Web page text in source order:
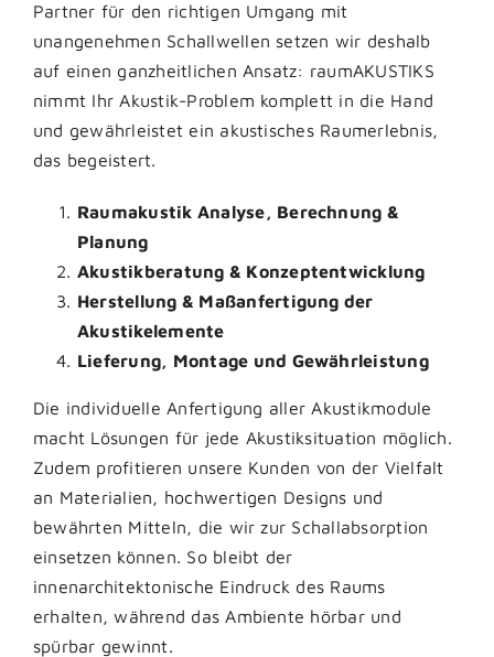
Partner für den richtigen Umgang mit
unangenehmen Schallwellen setzen wir deshalb
auf einen ganzheitlichen Ansatz: raumAKUSTIKS
nimmt Ihr Akustik-Problem komplett in die Hand
und gewährleistet ein akustisches Raumerlebnis,
das begeistert.
Raumakustik Analyse, Berechnung &
Planung
Akustikberatung & Konzeptentwicklung
Herstellung & Maßanfertigung der
Akustikelemente
Lieferung, Montage und Gewährleistung
Die individuelle Anfertigung aller Akustikmodule
macht Lösungen für jede Akustiksituation möglich.
Zudem profitieren unsere Kunden von der Vielfalt
an Materialien, hochwertigen Designs und
bewährten Mitteln, die wir zur Schallabsorption
einsetzen können. So bleibt der
innenarchitektonische Eindruck des Raums
erhalten, während das Ambiente hörbar und
spürbar gewinnt.